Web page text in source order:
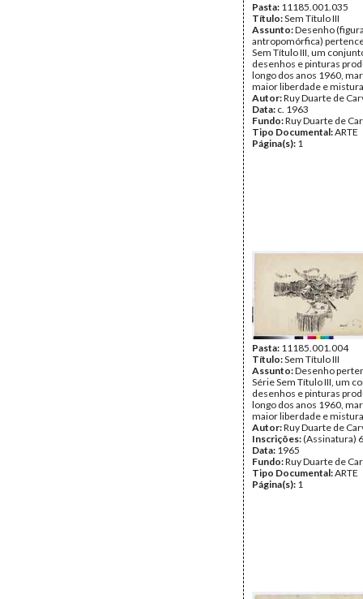
Pasta: 11185.001.035
Título:Sem Título III
Assunto:Desenho
antropomórfica)
Sem Título III, um
desenhos e pinturas
longo dos anos 1960,
maior liberdade e
Autor:Ruy Duarte de
Data: c. 1963
Fundo:Ruy Duarte de
Tipo Documental:ARTE
Página(s): 1
Pasta: 11185.001.004
Título:Sem Título III
Assunto:Desenho
Série Sem Título III, um
desenhos e pinturas
longo dos anos 1960,
maior liberdade e
Autor:Ruy Duarte de
Inscrições:(Assinatura)
Data: 1965
Fundo:Ruy Duarte de
Tipo Documental:ARTE
Página(s): 1